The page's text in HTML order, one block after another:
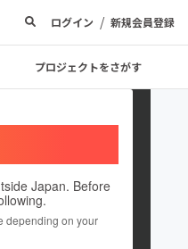
ログイン / 新規会員登録
プロジェクトをさがす
Japan. Before
depending on your